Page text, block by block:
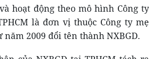
hoạt động theo mô hình Công ty
là đơn vị thuộc Công ty mẹ
năm 2009 đổi tên thành NXBGD.